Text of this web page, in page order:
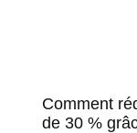
Comment
de 30 %